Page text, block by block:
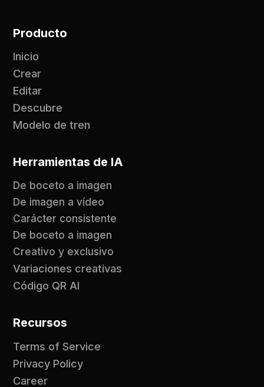
Producto
Inicio
Crear
Editar
Descubre
Modelo de tren
Herramientas de IA
De boceto a imagen
De imagen a vídeo
Carácter consistente
De boceto a imagen
Creativo y exclusivo
Variaciones creativas
Código QR AI
Recursos
Terms of Service
Privacy Policy
Career